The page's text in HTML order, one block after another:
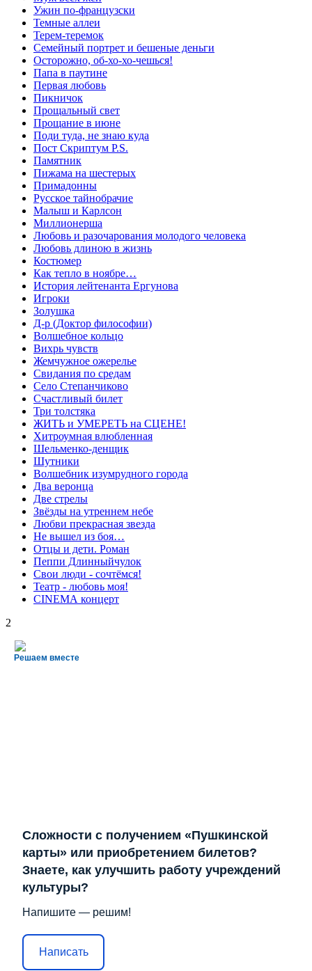
Ужин по-французски
Темные аллеи
Терем-теремок
Семейный портрет и бешеные деньги
Осторожно, об-хо-хо-чешься!
Папа в паутине
Первая любовь
Пикничок
Прощальный свет
Прощание в июне
Поди туда, не знаю куда
Пост Скриптум P.S.
Памятник
Пижама на шестерых
Примадонны
Русское тайнобрачие
Малыш и Карлсон
Миллионерша
Любовь и разочарования молодого человека
Любовь длиною в жизнь
Костюмер
Как тепло в ноябре…
История лейтенанта Ергунова
Игроки
Золушка
Д-р (Доктор философии)
Волшебное кольцо
Вихрь чувств
Жемчужное ожерелье
Свидания по средам
Село Степанчиково
Счастливый билет
Три толстяка
ЖИТЬ и УМЕРЕТЬ на СЦЕНЕ!
Хитроумная влюбленная
Шельменко-денщик
Шутники
Волшебник изумрудного города
Два веронца
Две стрелы
Звёзды на утреннем небе
Любви прекрасная звезда
Не вышел из боя…
Отцы и дети. Роман
Пеппи Длинныйчулок
Свои люди - сочтёмся!
Театр - любовь моя!
СINЕМА концерт
2
Решаем вместе
Сложности с получением «Пушкинской
карты» или приобретением билетов?
Знаете, как улучшить работу учреждений
культуры?
Напишите — решим!
Написать